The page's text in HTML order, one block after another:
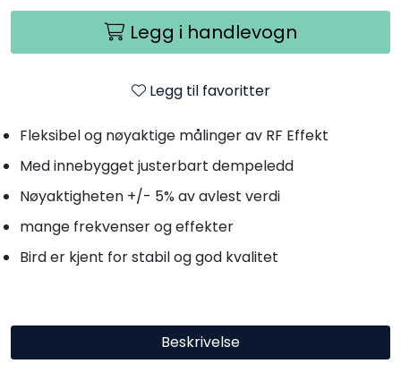
Legg i handlevogn
Legg til favoritter
Fleksibel og nøyaktige målinger av RF Effekt
Med innebygget justerbart dempeledd
Nøyaktigheten +/- 5% av avlest verdi
mange frekvenser og effekter
Bird er kjent for stabil og god kvalitet
Beskrivelse